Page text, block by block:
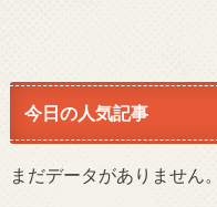
今日の人気記事
まだデータがありません。